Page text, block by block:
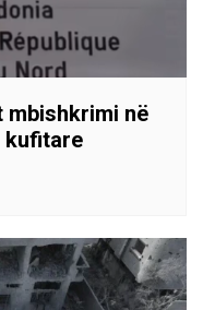
mbishkrimi në
kufitare